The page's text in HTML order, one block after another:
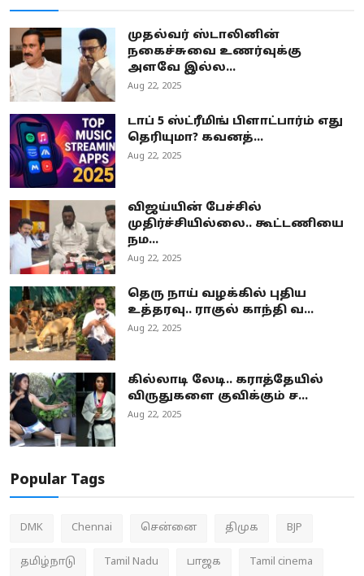
முதல்வர் ஸ்டாலினின்
நகைச்சுவை உணர்வுக்கு
அளவே இல்ல...
Aug 22, 2025
டாப் 5 ஸ்ட்ரீமிங் பிளாட்பார்ம் எது
தெரியுமா? கவனத்...
Aug 22, 2025
விஜய்யின் பேச்சில்
முதிர்ச்சியில்லை.. கூட்டணியை
நம...
Aug 22, 2025
தெரு நாய் வழக்கில் புதிய
உத்தரவு.. ராகுல் காந்தி வ...
Aug 22, 2025
கில்லாடி லேடி.. கராத்தேயில்
விருதுகளை குவிக்கும் ச...
Aug 22, 2025
Popular Tags
DMK Chennai சென்னை திமுக BJP
தமிழ்நாடு Tamil Nadu பாஜக Tamil cinema